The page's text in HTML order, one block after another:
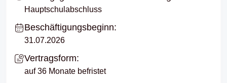
Hauptschulabschluss
Beschäftigungsbeginn:
31.07.2026
Vertragsform:
auf 36 Monate befristet